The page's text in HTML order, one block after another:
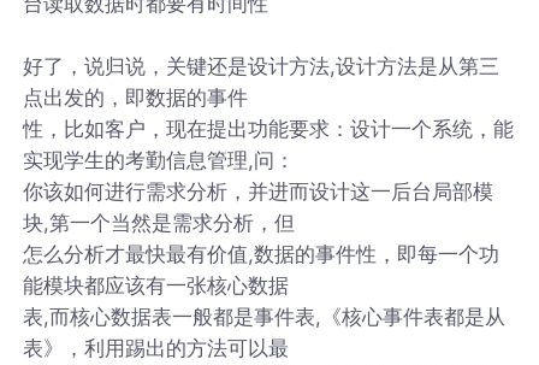
好了，说归说，关键还是设计方法,设计方法是从第三
点出发的，即数据的事件
性，比如客户，现在提出功能要求：设计一个系统，能
实现学生的考勤信息管理,问：
你该如何进行需求分析，并进而设计这一后台局部模
块,第一个当然是需求分析，但
怎么分析才最快最有价值,数据的事件性，即每一个功
能模块都应该有一张核心数据
表,而核心数据表一般都是事件表,《核心事件表都是从
表》，利用踢出的方法可以最